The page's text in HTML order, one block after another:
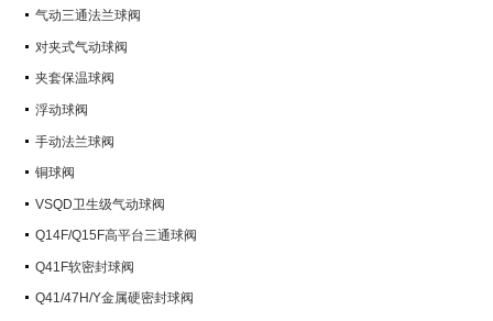
气动三通法兰球阀
对夹式气动球阀
夹套保温球阀
浮动球阀
手动法兰球阀
铜球阀
VSQD卫生级气动球阀
Q14F/Q15F高平台三通球阀
Q41F软密封球阀
Q41/47H/Y金属硬密封球阀